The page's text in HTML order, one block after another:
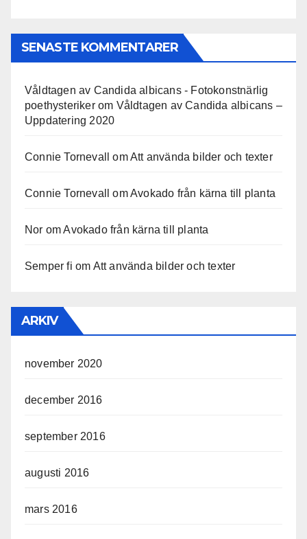
SENASTE KOMMENTARER
Våldtagen av Candida albicans - Fotokonstnärlig
poethysterikerom Våldtagen av Candida albicans –
Uppdatering 2020
Connie Tornevall omAtt använda bilder och texter
Connie Tornevall omAvokado från kärna till planta
Nor omAvokado från kärna till planta
Semper fi om Att använda bilder och texter
ARKIV
november 2020
december 2016
september 2016
augusti 2016
mars 2016